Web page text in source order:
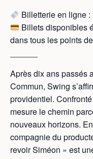
Billetterie en ligne
Billets disponibles
dans tous les points
Après dix ans passés
Commun, Swing
providentiel.
mesure le chemin
nouveaux horizons.
compagnie du
revoir Siméon » est